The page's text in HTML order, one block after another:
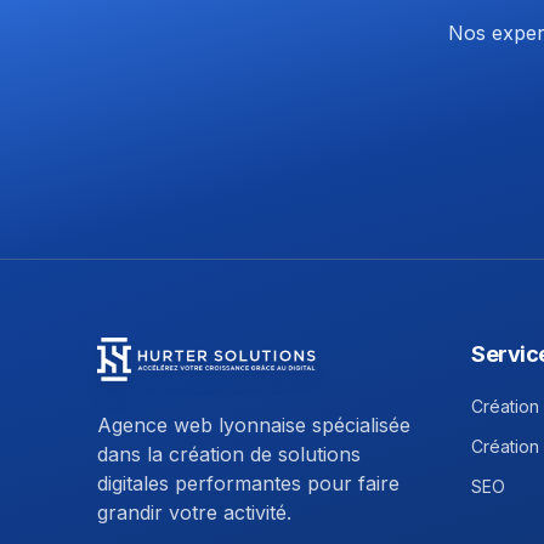
Nos
Agence web lyonnaise spécialisée
dans la création de solutions
digitales performantes pour faire
grandir votre activité.
SEO